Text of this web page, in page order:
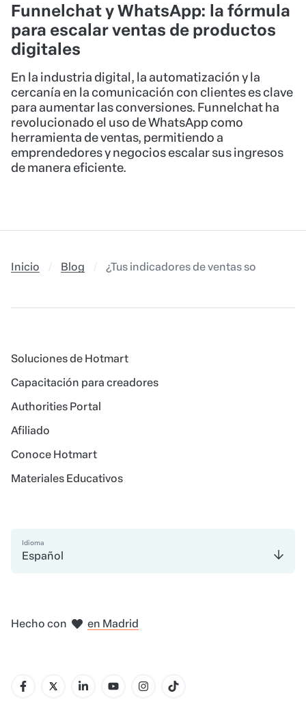
Funnelchat y WhatsApp: la fórmula
para escalar ventas de productos
digitales
En la industria digital, la automatización y la
cercanía en la comunicación con clientes es clave
para aumentar las conversiones. Funnelchat ha
revolucionado el uso de WhatsApp como
herramienta de ventas, permitiendo a
emprendedores y negocios escalar sus ingresos
de manera eficiente.
Inicio Blog ¿Tus indicadores de ventas son
Soluciones de Hotmart
Capacitación para creadores
Authorities Portal
Afiliado
Conoce Hotmart
Materiales Educativos
Idioma
Español
Hecho con
en Madrid